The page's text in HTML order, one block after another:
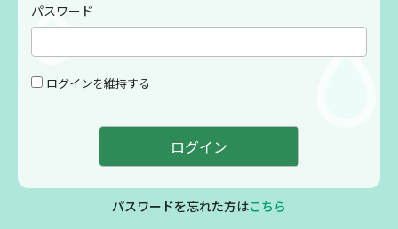
パスワード
ログインを維持する
パスワードを忘れた方はこちら